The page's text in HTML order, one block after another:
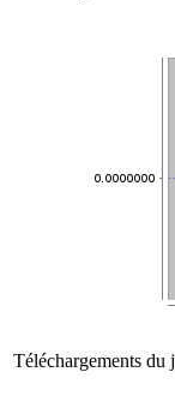
Téléchargements du